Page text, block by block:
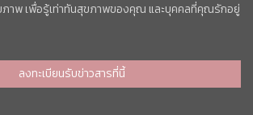
าพ เพื่อรู้เท่าทันสุขภาพของคุณ และบุคคลที่คุณรักอยู่
ลงทะเบียนรับข่าวสารที่นี้